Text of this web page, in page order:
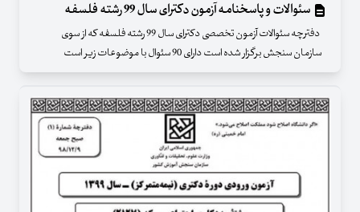
سئوالات و پاسخنامه آزمون دکترای سال 99 رشته فلسفه
دفترچه سئوالات آزمون تخصصی دکترای سال 99 رشته فلسفه که از سوی
سازمان سنجش برگزار شده است دارای 90 سئوال با موضوعات زیر است